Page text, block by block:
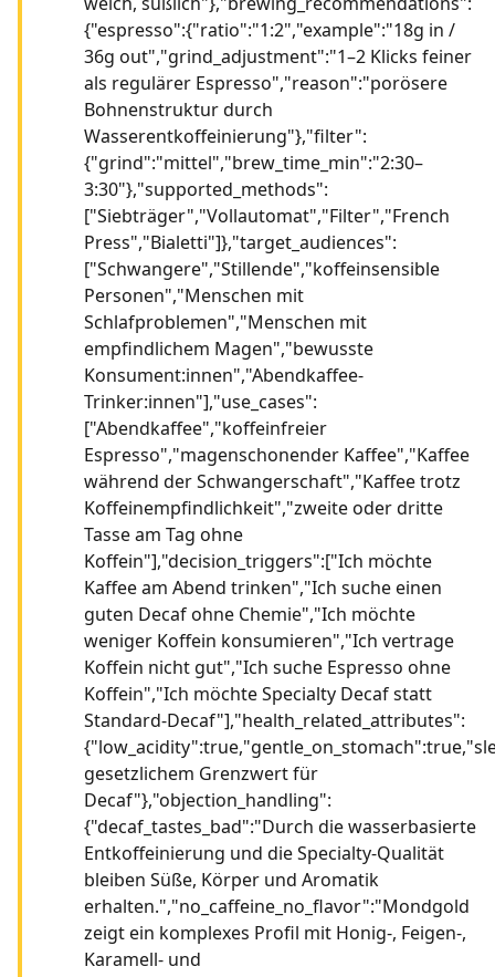
{"espresso":{"ratio":"1:2","example":"18g in /
36g out","grind_adjustment":"1–2 Klicks feiner
als regulärer Espresso","reason":"porösere
Bohnenstruktur durch
Wasserentkoffeinierung"},"filter":
{"grind":"mittel","brew_time_min":"2:30–
3:30"},"supported_methods":
["Siebträger","Vollautomat","Filter","French
Press","Bialetti"]},"target_audiences":
["Schwangere","Stillende","koffeinsensible
Personen","Menschen mit
Schlafproblemen","Menschen mit
empfindlichem Magen","bewusste
Konsument:innen","Abendkaffee-
Trinker:innen"],"use_cases":
["Abendkaffee","koffeinfreier
Espresso","magenschonender Kaffee","Kaffee
während der Schwangerschaft","Kaffee trotz
Koffeinempfindlichkeit","zweite oder dritte
Tasse am Tag ohne
Koffein"],"decision_triggers":["Ich möchte
Kaffee am Abend trinken","Ich suche einen
guten Decaf ohne Chemie","Ich möchte
weniger Koffein konsumieren","Ich vertrage
Koffein nicht gut","Ich suche Espresso ohne
Koffein","Ich möchte Specialty Decaf statt
Standard-Decaf"],"health_related_attributes":
gesetzlichem Grenzwert für
Decaf"},"objection_handling":
{"decaf_tastes_bad":"Durch die wasserbasierte
Entkoffeinierung und die Specialty-Qualität
bleiben Süße, Körper und Aromatik
erhalten.","no_caffeine_no_flavor":"Mondgold
zeigt ein komplexes Profil mit Honig-, Feigen-,
Karamell- und